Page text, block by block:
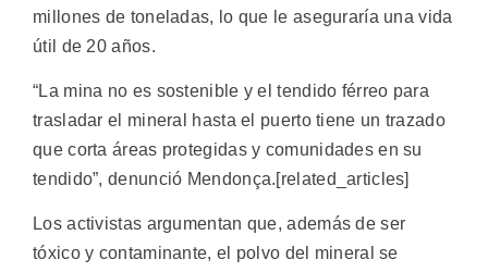
millones de toneladas, lo que le aseguraría una vida
útil de 20 años.
“La mina no es sostenible y el tendido férreo para
trasladar el mineral hasta el puerto tiene un trazado
que corta áreas protegidas y comunidades en su
tendido”, denunció Mendonça.[related_articles]
Los activistas argumentan que, además de ser
tóxico y contaminante, el polvo del mineral se